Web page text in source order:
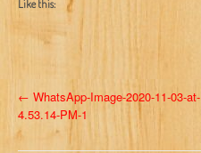
Like this:
P
o
← WhatsApp-Image-2020-11-03-at-
4.53.14-PM-1